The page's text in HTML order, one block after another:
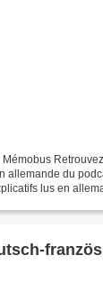
allemande du
lus en